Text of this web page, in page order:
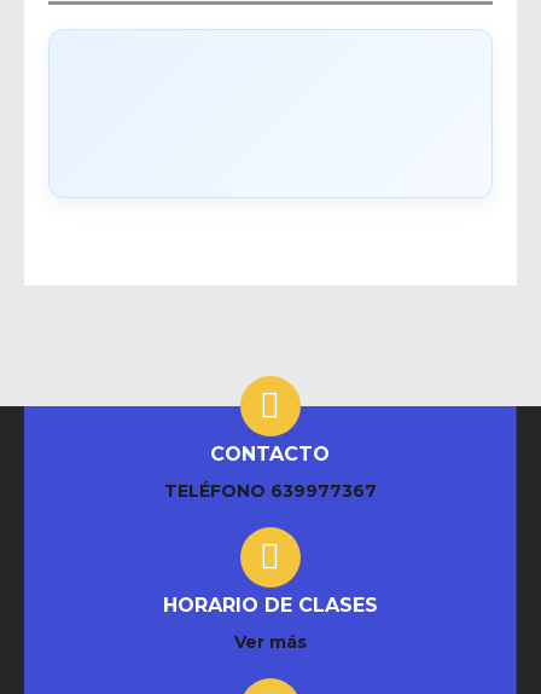
CONTACTO
TELÉFONO 639977367
HORARIO DE CLASES
Ver más